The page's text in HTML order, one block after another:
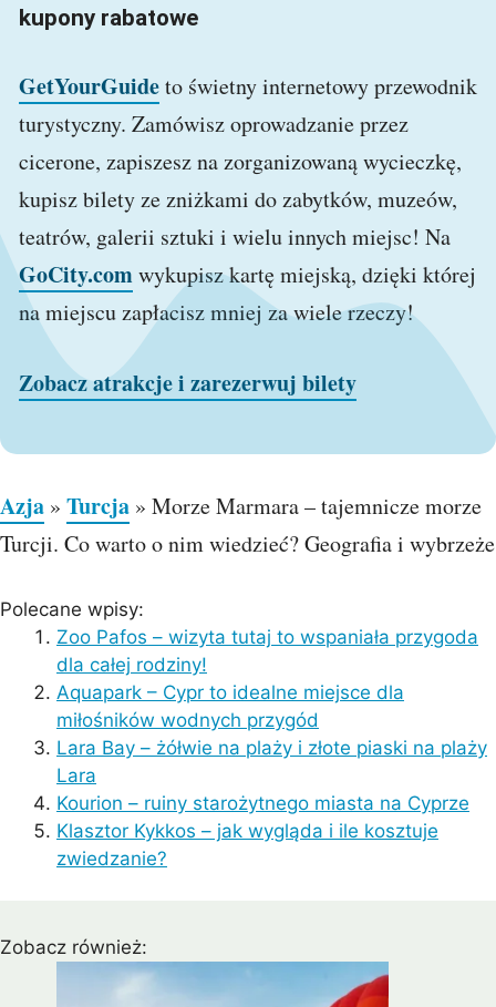
kupony rabatowe
GetYourGuideto świetny internetowy przewodnik
turystyczny. Zamówisz oprowadzanie przez
cicerone, zapiszesz na zorganizowaną wycieczkę,
kupisz bilety ze zniżkami do zabytków, muzeów,
teatrów, galerii sztuki i wielu innych miejsc! Na
GoCity.comwykupisz kartę miejską, dzięki której
na miejscu zapłacisz mniej za wiele rzeczy!
Zobacz atrakcje i zarezerwuj bilety
Azja » Turcja » Morze Marmara – tajemnicze morze
Turcji. Co warto o nim wiedzieć? Geografia i wybrzeże
Polecane wpisy:
Zoo Pafos – wizyta tutaj to wspaniała przygoda
dla całej rodziny!
Aquapark – Cypr to idealne miejsce dla
miłośników wodnych przygód
Lara Bay – żółwie na plaży i złote piaski na plaży
Lara
Kourion – ruiny starożytnego miasta na Cyprze
Klasztor Kykkos – jak wygląda i ile kosztuje
zwiedzanie?
Zobacz również: